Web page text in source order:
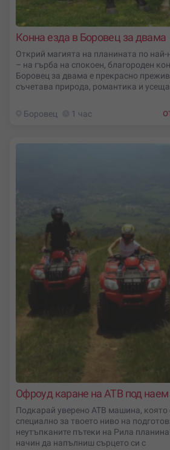
Конна езда в Боровец за двама
Открий магията на планината по
– на гърба на спокоен, благороден
Боровец за двама е прекрасно
съчетава природа, романтика и
Боровец 1 час
Офроуд каране на АТВ под
Подкарай уверено АТВ машина, която
специално за твоето ниво на
неутъпканите пътеки на Рила
начин да напълниш сърцето си с